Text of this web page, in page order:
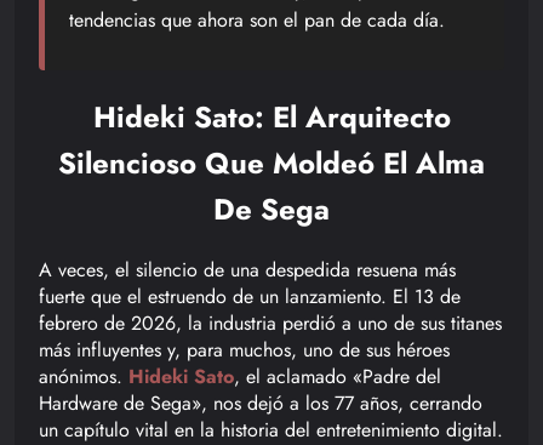
tendencias que ahora son el pan de cada día.
Hideki Sato: El Arquitecto
Silencioso Que Moldeó El Alma
De Sega
A veces, el silencio de una despedida resuena más
fuerte que el estruendo de un lanzamiento. El 13 de
febrero de 2026, la industria perdió a uno de sus titanes
más influyentes y, para muchos, uno de sus héroes
anónimos. Hideki Sato, el aclamado «Padre del
Hardware de Sega», nos dejó a los 77 años, cerrando
un capítulo vital en la historia del entretenimiento digital.